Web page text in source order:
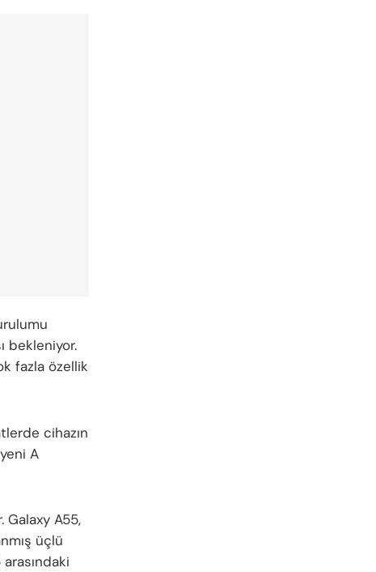
bekleniyor.
fazla özellik
cihazın
A
Galaxy A55,
üçlü